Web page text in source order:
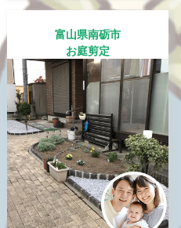
富山県南砺市
お庭剪定